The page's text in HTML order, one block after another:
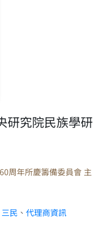
研究院民族學研
周年所慶籌備委員會 主
三民 、 代理商資訊